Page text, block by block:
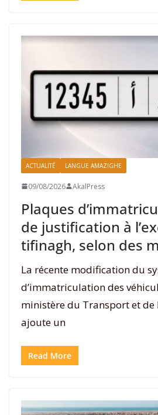
ACTUALITÉ LANGUE AMAZIGHE
09/08/2026 AkalPress
Plaques
de justification à
tifinagh, selon des
La récente modification du
d’immatriculation des
ministère du Transport et
ajoute un
Read More